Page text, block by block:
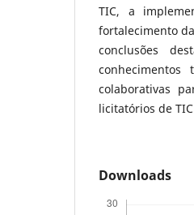
TIC, a
fortalecimento
conclusões
colaborativas
licitatórios de
Downloads